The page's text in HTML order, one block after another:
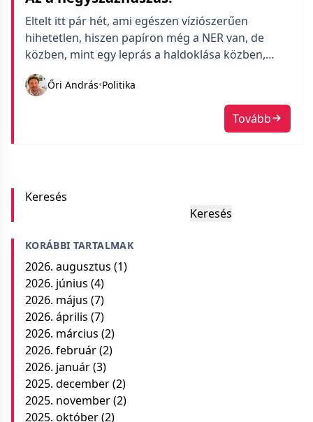
Eltelt itt pár hét, ami egészen víziószerűen
hihetetlen, hiszen papíron még a NER van, de
közben, mint egy leprás a haldoklása közben,
darabokra rohad szét az előző rendszer. Három
nap múlva pedig hivatalosan is vége van.
Őri András•Politika
Tovább
Keresés
Keresés
KORÁBBI TARTALMAK
2026. augusztus (1)
2026. június (4)
2026. május (7)
2026. április (7)
2026. március (2)
2026. február(2)
2026. január(3)
2025. december(2)
2025. november(2)
2025. október(2)